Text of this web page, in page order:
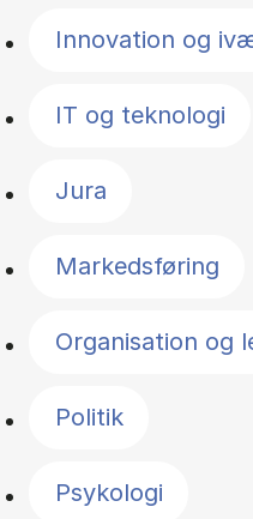
Innovation og
IT og teknologi
Jura
Markedsføring
Organisation og
Politik
Psykologi